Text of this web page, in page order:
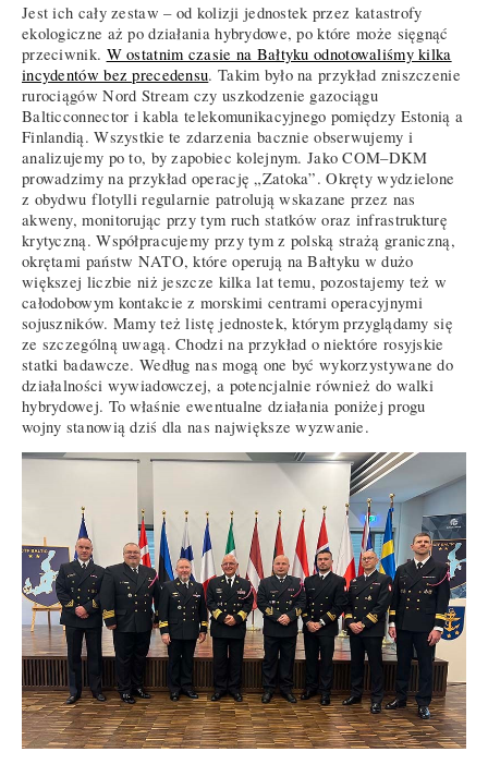
Jest ich cały zestaw – od kolizji jednostek przez katastrofy
ekologiczne aż po działania hybrydowe, po które może sięgnąć
przeciwnik. W ostatnim czasie na Bałtyku odnotowaliśmy kilka
incydentów bez precedensu. Takim było na przykład zniszczenie
rurociągów Nord Stream czy uszkodzenie gazociągu
Balticconnector i kabla telekomunikacyjnego pomiędzy Estonią a
Finlandią. Wszystkie te zdarzenia bacznie obserwujemy i
analizujemy po to, by zapobiec kolejnym. Jako COM–DKM
prowadzimy na przykład operację „Zatoka”. Okręty wydzielone
z obydwu flotylli regularnie patrolują wskazane przez nas
akweny, monitorując przy tym ruch statków oraz infrastrukturę
krytyczną. Współpracujemy przy tym z polską strażą graniczną,
okrętami państw NATO, które operują na Bałtyku w dużo
większej liczbie niż jeszcze kilka lat temu, pozostajemy też w
całodobowym kontakcie z morskimi centrami operacyjnymi
sojuszników. Mamy też listę jednostek, którym przyglądamy się
ze szczególną uwagą. Chodzi na przykład o niektóre rosyjskie
statki badawcze. Według nas mogą one być wykorzystywane do
działalności wywiadowczej, a potencjalnie również do walki
hybrydowej. To właśnie ewentualne działania poniżej progu
wojny stanowią dziś dla nas największe wyzwanie.